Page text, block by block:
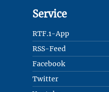
Service
RTF.1-App
RSS-Feed
Facebook
Twitter